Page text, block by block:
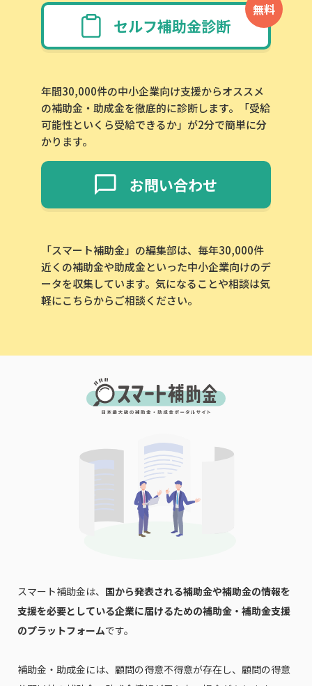
無料
セルフ補助金診断
年間30,000件の中小企業向け支援からオススメ
の補助金・助成金を徹底的に診断します。「受給
可能性といくら受給できるか」が2分で簡単に分
かります。
お問い合わせ
「スマート補助金」の編集部は、毎年30,000件
近くの補助金や助成金といった中小企業向けのデ
ータを収集しています。気になることや相談は気
軽にこちらからご相談ください。
スマート補助金は、 国から発表される補助金や補助金の情報を
支援を必要としている企業に届けるための補助金・補助金支援
のプラットフォームです。
補助金・助成金には、顧問の得意不得意が存在し、顧問の得意